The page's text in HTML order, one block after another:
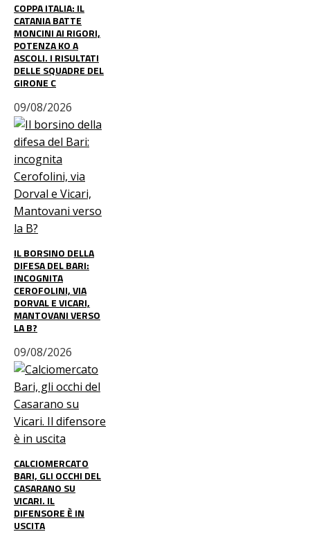
COPPA ITALIA: IL
CATANIA BATTE
MONCINI AI RIGORI,
POTENZA KO A
ASCOLI. I RISULTATI
DELLE SQUADRE DEL
GIRONE C
09/08/2026
IL BORSINO DELLA
DIFESA DEL BARI:
INCOGNITA
CEROFOLINI, VIA
DORVAL E VICARI,
MANTOVANI VERSO
LA B?
09/08/2026
CALCIOMERCATO
BARI, GLI OCCHI DEL
CASARANO SU
VICARI. IL
DIFENSORE È IN
USCITA